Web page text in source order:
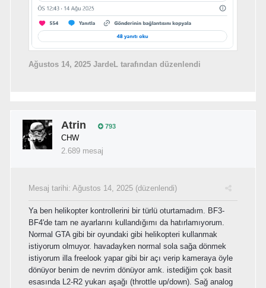
Ağustos 14, 2025 JardeL tarafından düzenlendi
Atrin 793
CHW
2.689 mesaj
Mesaj tarihi: Ağustos 14, 2025 (düzenlendi)
Ya ben helikopter kontrollerini bir türlü oturtamadım. BF3-
BF4'de tam ne ayarlarını kullandığımı da hatırlamıyorum.
Normal GTA gibi bir oyundaki gibi helikopteri kullanmak
istiyorum olmuyor. havadayken normal sola sağa dönmek
istiyorum illa freelook yapar gibi bir açı verip kameraya öyle
dönüyor benim de nevrim dönüyor amk. istediğim çok basit
esasında L2-R2 yukarı aşağı (throttle up/down). Sağ analog